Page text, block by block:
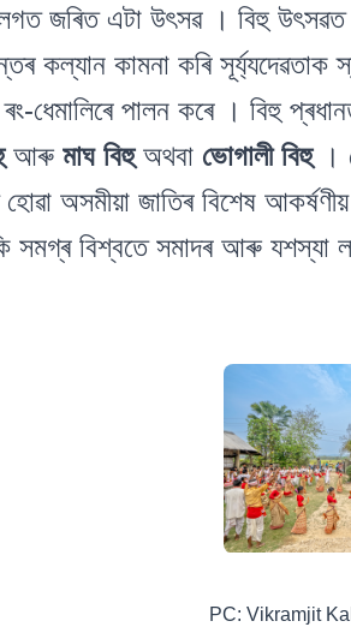
জৰিত এটা উৎসৱ । বিহু উৎসৱত
কল্যান কামনা কৰি সূৰ্য্যদেৱতাক
ধেমালিৰে পালন কৰে । বিহু
আৰু মাঘ বিহুঅথবা ভোগালী বিহু ।
অসমীয়া জাতিৰ বিশেষ
বিশ্বতে সমাদৰ আৰু যশস্যা
PC: Vikramjit